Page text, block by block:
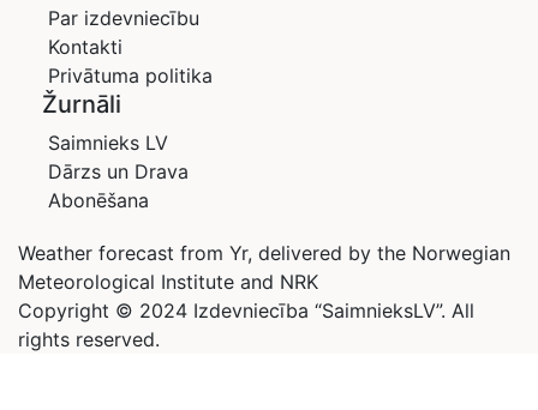
Par izdevniecību
Kontakti
Privātuma politika
Žurnāli
Saimnieks LV
Dārzs un Drava
Abonēšana
Weather forecast from Yr, delivered by the Norwegian
Meteorological Institute and NRK
Copyright © 2024 Izdevniecība “SaimnieksLV”. All
rights reserved.